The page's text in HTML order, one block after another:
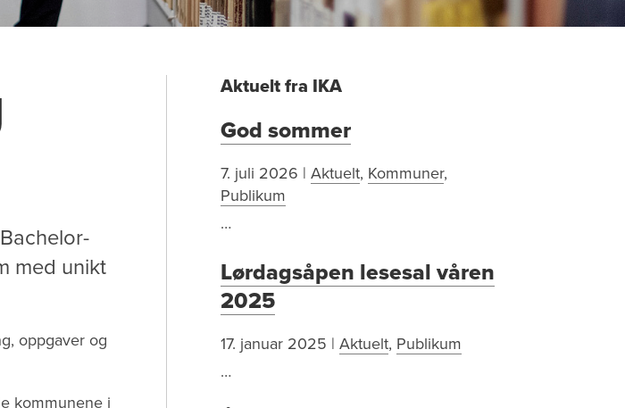
med unikt
oppgaver og
kommunene i
Sidestolpe
Aktuelt fra IKA
God sommer
7. juli 2026 | Aktuelt, Kommuner,
Publikum
…
Lørdagsåpen lesesal våren
2025
17. januar 2025 | Aktuelt, Publikum
…